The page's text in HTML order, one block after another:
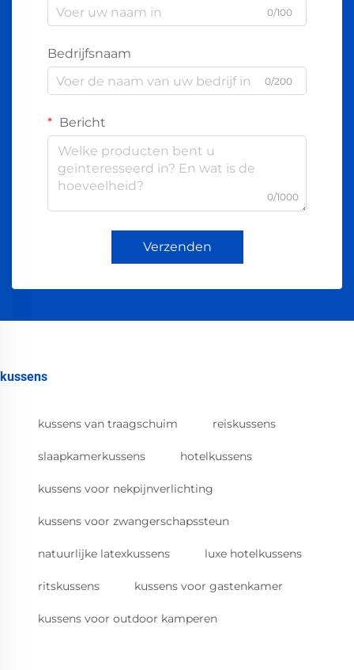
0/100
Bedrijfsnaam
0/200
Bericht
0/1000
Verzenden
kussens
kussens van traagschuim reiskussens
slaapkamerkussens hotelkussens
kussens voor nekpijnverlichting
kussens voor zwangerschapssteun
natuurlijke latexkussens luxe hotelkussens
ritskussens kussens voor gastenkamer
kussens voor outdoor kamperen